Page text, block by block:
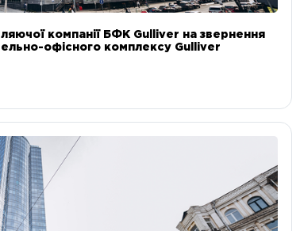
компанії БФК Gulliver на звернення
офісного комплексу Gulliver